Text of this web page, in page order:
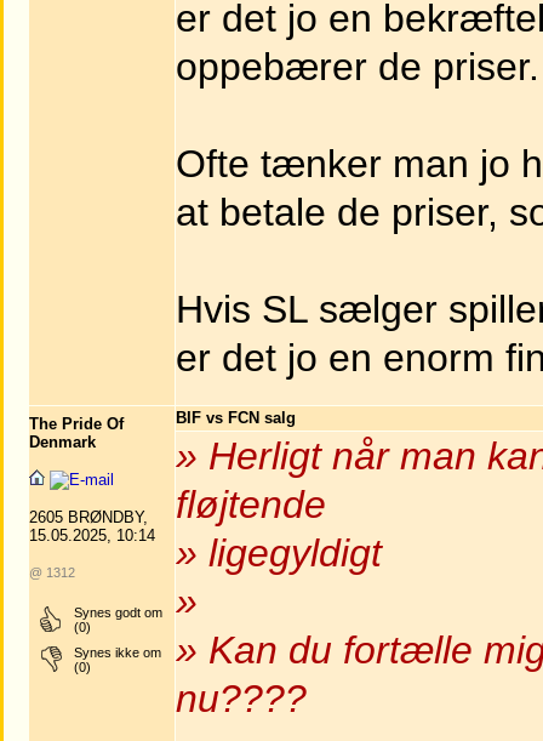
er det jo en
oppebærer de priser.
Ofte tænker man jo
at betale de priser,
Hvis SL sælger
er det jo en enorm
The Pride Of
Denmark
2605 BRØNDBY,
15.05.2025, 10:14
@ 1312
Synes godt om
(0)
Synes ikke om
(0)
BIF vs FCN salg
» Herligt når man
fløjtende
» ligegyldigt
»
» Kan du fortælle
nu????